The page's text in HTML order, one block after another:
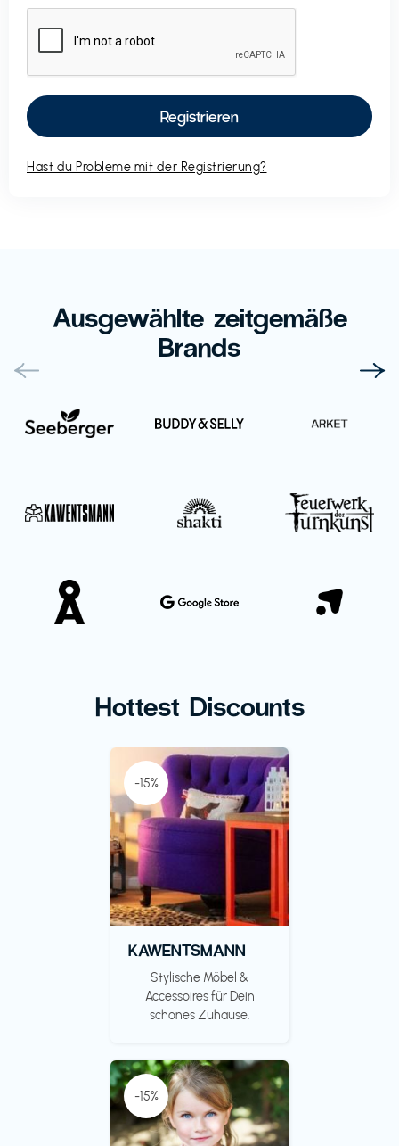
Hast du Probleme mit der Registrierung?
Ausgewählte zeitgemäße
Brands
Hottest Discounts
-15%
KAWENTSMANN
Stylische Möbel &
Accessoires für Dein
schönes Zuhause.
-15%